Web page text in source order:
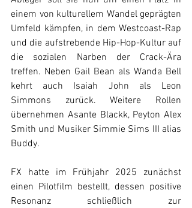
einem von kulturellem Wandel geprägten
Umfeld kämpfen, in dem Westcoast-Rap
und die aufstrebende Hip-Hop-Kultur auf
die sozialen Narben der Crack-Ära
treffen. Neben Gail Bean als Wanda Bell
kehrt auch Isaiah John als Leon
Simmons zurück. Weitere Rollen
übernehmen Asante Blackk, Peyton Alex
Smith und Musiker Simmie Sims III alias
Buddy.
FX hatte im Frühjahr 2025 zunächst
einen Pilotfilm bestellt, dessen positive
Resonanz schließlich zur